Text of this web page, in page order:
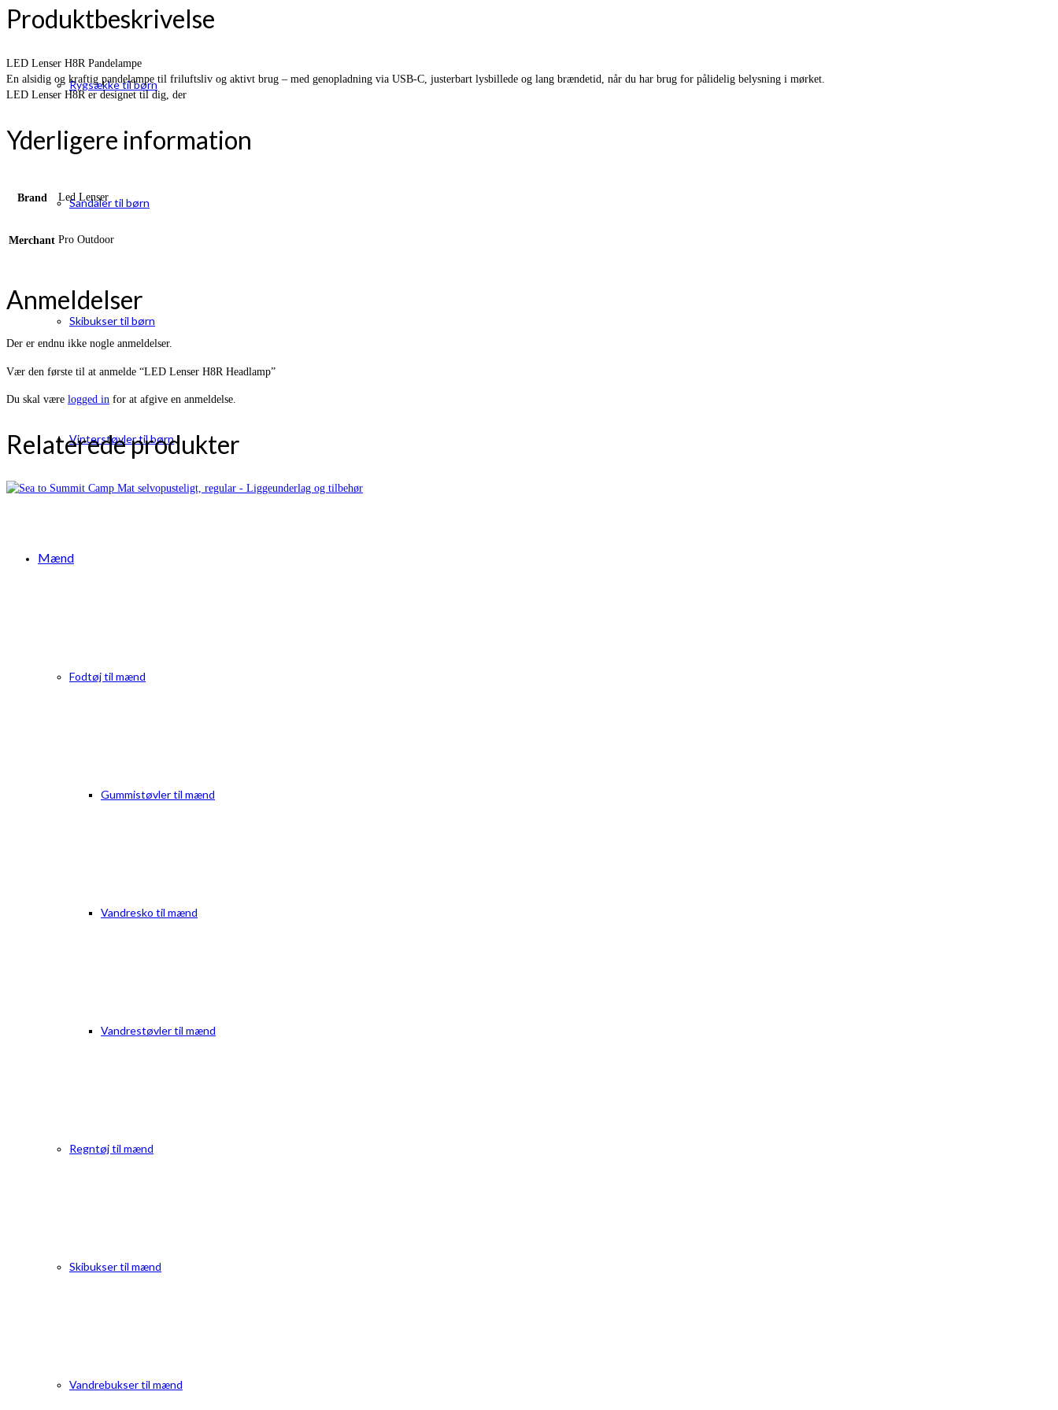
Rygsække til børn
Sandaler til børn
Skibukser til børn
Vinterstøvler til børn
Mænd
Fodtøj til mænd
Gummistøvler til mænd
Vandresko til mænd
Vandrestøvler til mænd
Regntøj til mænd
Skibukser til mænd
Vandrebukser til mænd
Produktbeskrivelse
LED Lenser H8R Pandelampe
En alsidig og kraftig pandelampe til friluftsliv og aktivt brug – med genopladning via USB-C, justerbart lysbillede og lang brændetid, når du har brug for pålidelig belysning i mørket.
LED Lenser H8R er designet til dig, der
Yderligere information
Brand Led Lenser
Merchant Pro Outdoor
Anmeldelser
Der er endnu ikke nogle anmeldelser.
Vær den første til at anmelde “LED Lenser H8R Headlamp”
Du skal være logged in for at afgive en anmeldelse.
Relaterede produkter